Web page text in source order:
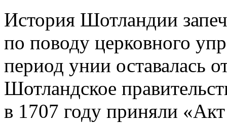
История Шотландии
по поводу церковного
период унии оставалась
Шотландское
в 1707 году приняли